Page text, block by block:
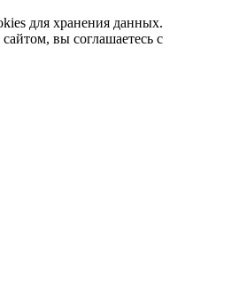
для хранения данных.
вы соглашаетесь с